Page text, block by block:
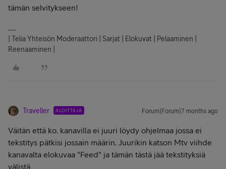
tämän selvitykseen!
| Telia Yhteisön Moderaattori | Sarjat | Elokuvat | Pelaaminen |
Reenaaminen |
Traveller ALOITTAJA Forum|Forum|7 months ago
Väitän että ko. kanavilla ei juuri löydy ohjelmaa jossa ei
tekstitys pätkisi jossain määrin. Juurikin katson Mtv viihde
kanavalta elokuvaa "Feed" ja tämän tästä jää tekstityksiä
välistä